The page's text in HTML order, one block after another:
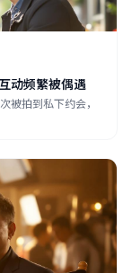
动频繁被偶遇
被拍到私下约会，